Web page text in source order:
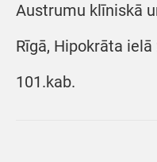
Austrumu klīniskā
Rīgā, Hipokrāta
101.kab.